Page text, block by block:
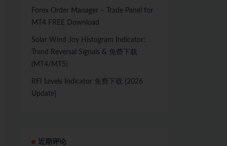
Forex Order Manager – Trade Panel for
MT4 FREE Download
Solar Wind Joy Histogram Indicator:
Trend Reversal Signals & 免费下载
(MT4/MT5)
RFI Levels Indicator 免费下载 [2026
Update]
近期评论